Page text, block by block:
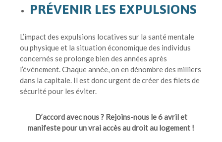
PRÉVENIR LES EXPULSIONS
L’impact des expulsions locatives sur la santé mentale
ou physique et la situation économique des individus
concernés se prolonge bien des années après
l’événement. Chaque année, on en dénombre des milliers
dans la capitale. Il est donc urgent de créer des filets de
sécurité pour les éviter.
D’accord avec nous ? Rejoins-nous le 6 avril et
manifeste pour un vrai accès au droit au logement !